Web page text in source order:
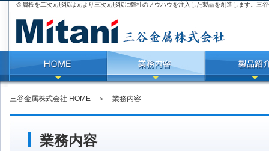
金属板を二次元形状は元より三次元形状に弊社のノウハウを注入した製品を創造します。三
三谷金属株式会社 HOME ＞ 業務内容
業務内容